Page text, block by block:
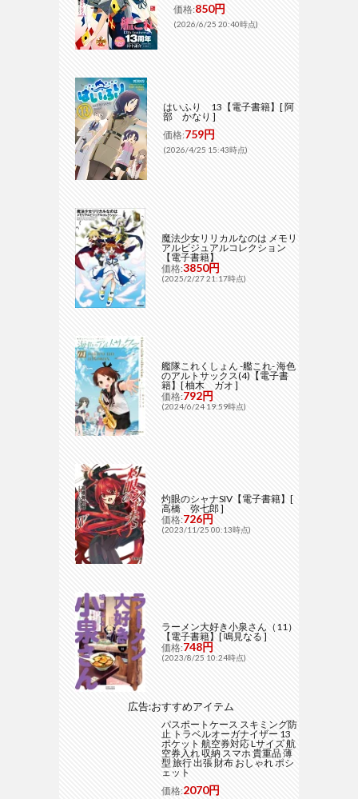
価格:850円
(2026/6/25 20:40時点)
はいふり 13【電子書籍】[ 阿
部 かなり ]
価格:759円
(2026/4/25 15:43時点)
魔法少女リリカルなのは メモリ
アルビジュアルコレクション
【電子書籍】
価格:3850円
(2025/2/27 21:17時点)
艦隊これくしょん -艦これ- 海色
のアルトサックス(4)【電子書
籍】[ 柚木 ガオ ]
価格:792円
(2024/6/24 19:59時点)
灼眼のシャナSIV【電子書籍】[
高橋 弥七郎 ]
価格:726円
(2023/11/25 00:13時点)
ラーメン大好き小泉さん（11）
【電子書籍】[ 鳴見なる ]
価格:748円
(2023/8/25 10:24時点)
広告:おすすめアイテム
パスポートケース スキミング防
止 トラベルオーガナイザー 13
ポケット 航空券対応 Lサイズ 航
空券入れ 収納 スマホ 貴重品 薄
型 旅行 出張 財布 おしゃれ ポシ
ェット
価格:2070円